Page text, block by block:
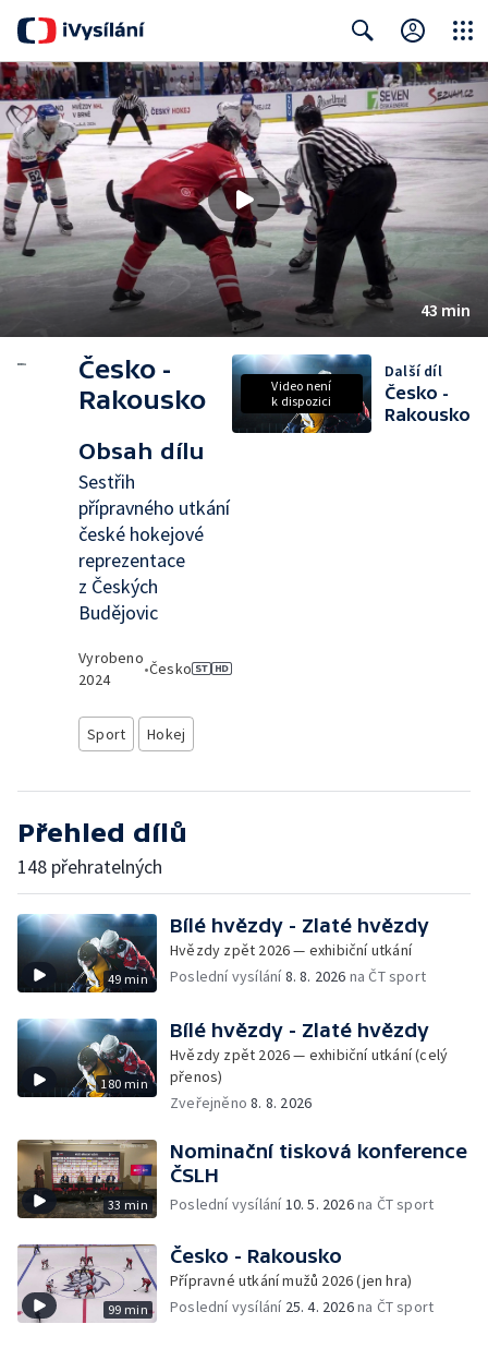
Search Close
43 min
Česko -
Rakousko
Obsah dílu
Sestřih
přípravného utkání
české hokejové
reprezentace
z Českých
Budějovic
Vyrobeno
2024
•Česko
Sport Hokej
Video není
k dispozici
Další díl
Česko -
Rakousko
Přehled dílů
148 přehratelných
49 min
Bílé hvězdy - Zlaté hvězdy
Hvězdy zpět 2026 — exhibiční utkání
Poslední vysílání8. 8. 2026 na ČT sport
180 min
Bílé hvězdy - Zlaté hvězdy
Hvězdy zpět 2026 — exhibiční utkání (celý
přenos)
Zveřejněno8. 8. 2026
33 min
Nominační tisková konference
ČSLH
Poslední vysílání10. 5. 2026na ČT sport
99 min
Česko - Rakousko
Přípravné utkání mužů 2026 (jen hra)
Poslední vysílání 25. 4. 2026na ČT sport